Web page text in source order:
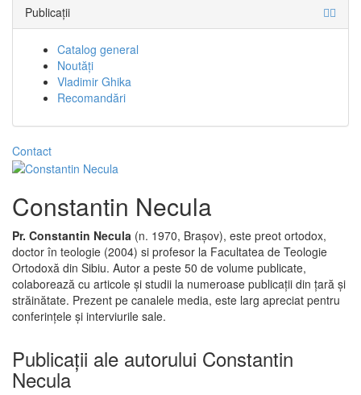
Publicații
Catalog general
Noutăți
Vladimir Ghika
Recomandări
Contact
Constantin Necula
Pr. Constantin Necula (n. 1970, Brașov), este preot ortodox,
doctor în teologie (2004) si profesor la Facultatea de Teologie
Ortodoxă din Sibiu. Autor a peste 50 de volume publicate,
colaborează cu articole și studii la numeroase publicații din țară și
străinătate. Prezent pe canalele media, este larg apreciat pentru
conferințele și interviurile sale.
Publicații ale autorului Constantin
Necula